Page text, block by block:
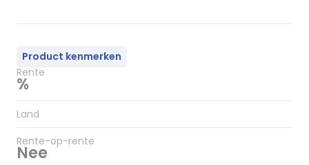
Product kenmerken
Rente
%
Land
Rente-op-rente
Nee